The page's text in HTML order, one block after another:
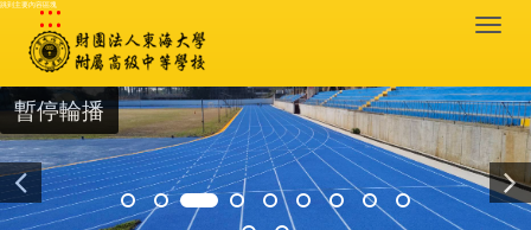
跳到主要內容區塊
:::
暫停輪播